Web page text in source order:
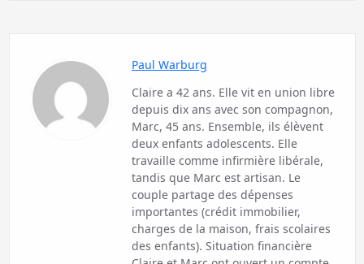
Paul Warburg
Claire a 42 ans. Elle vit en union libre
depuis dix ans avec son compagnon,
Marc, 45 ans. Ensemble, ils élèvent
deux enfants adolescents. Elle
travaille comme infirmière libérale,
tandis que Marc est artisan. Le
couple partage des dépenses
importantes (crédit immobilier,
charges de la maison, frais scolaires
des enfants). Situation financière